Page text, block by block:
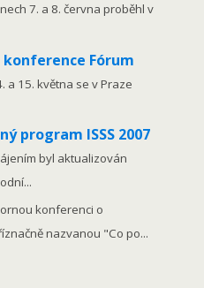
7. a 8. června proběhl v
Fórum
a 15. května se v Praze
program ISSS 2007
byl aktualizován
konferenci o
nazvanou "Co po...